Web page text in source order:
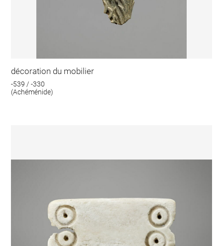
décoration du mobilier
-539 / -330
(Achéménide)